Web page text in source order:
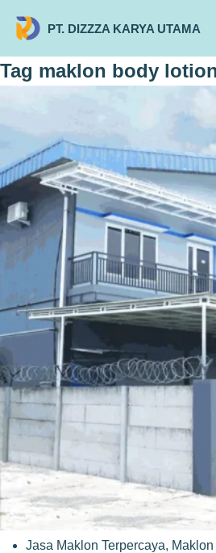
PT. DIZZZA KARYA UTAMA
Tag maklon body
Jasa Maklon Terpercaya,